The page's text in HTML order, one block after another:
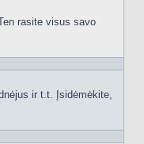
rasite visus savo
ir t.t. Įsidėmėkite,